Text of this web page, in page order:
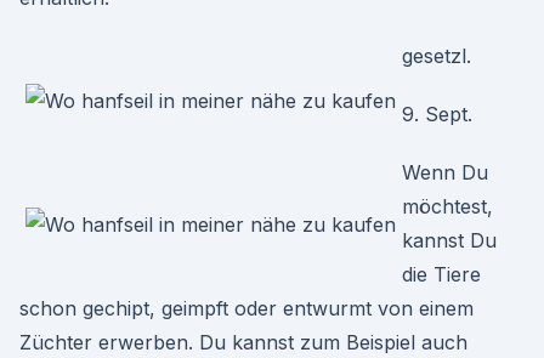
gesetzl.
9. Sept.
Wenn Du
möchtest,
kannst Du
die Tiere
schon gechipt, geimpft oder entwurmt von einem
Züchter erwerben. Du kannst zum Beispiel auch